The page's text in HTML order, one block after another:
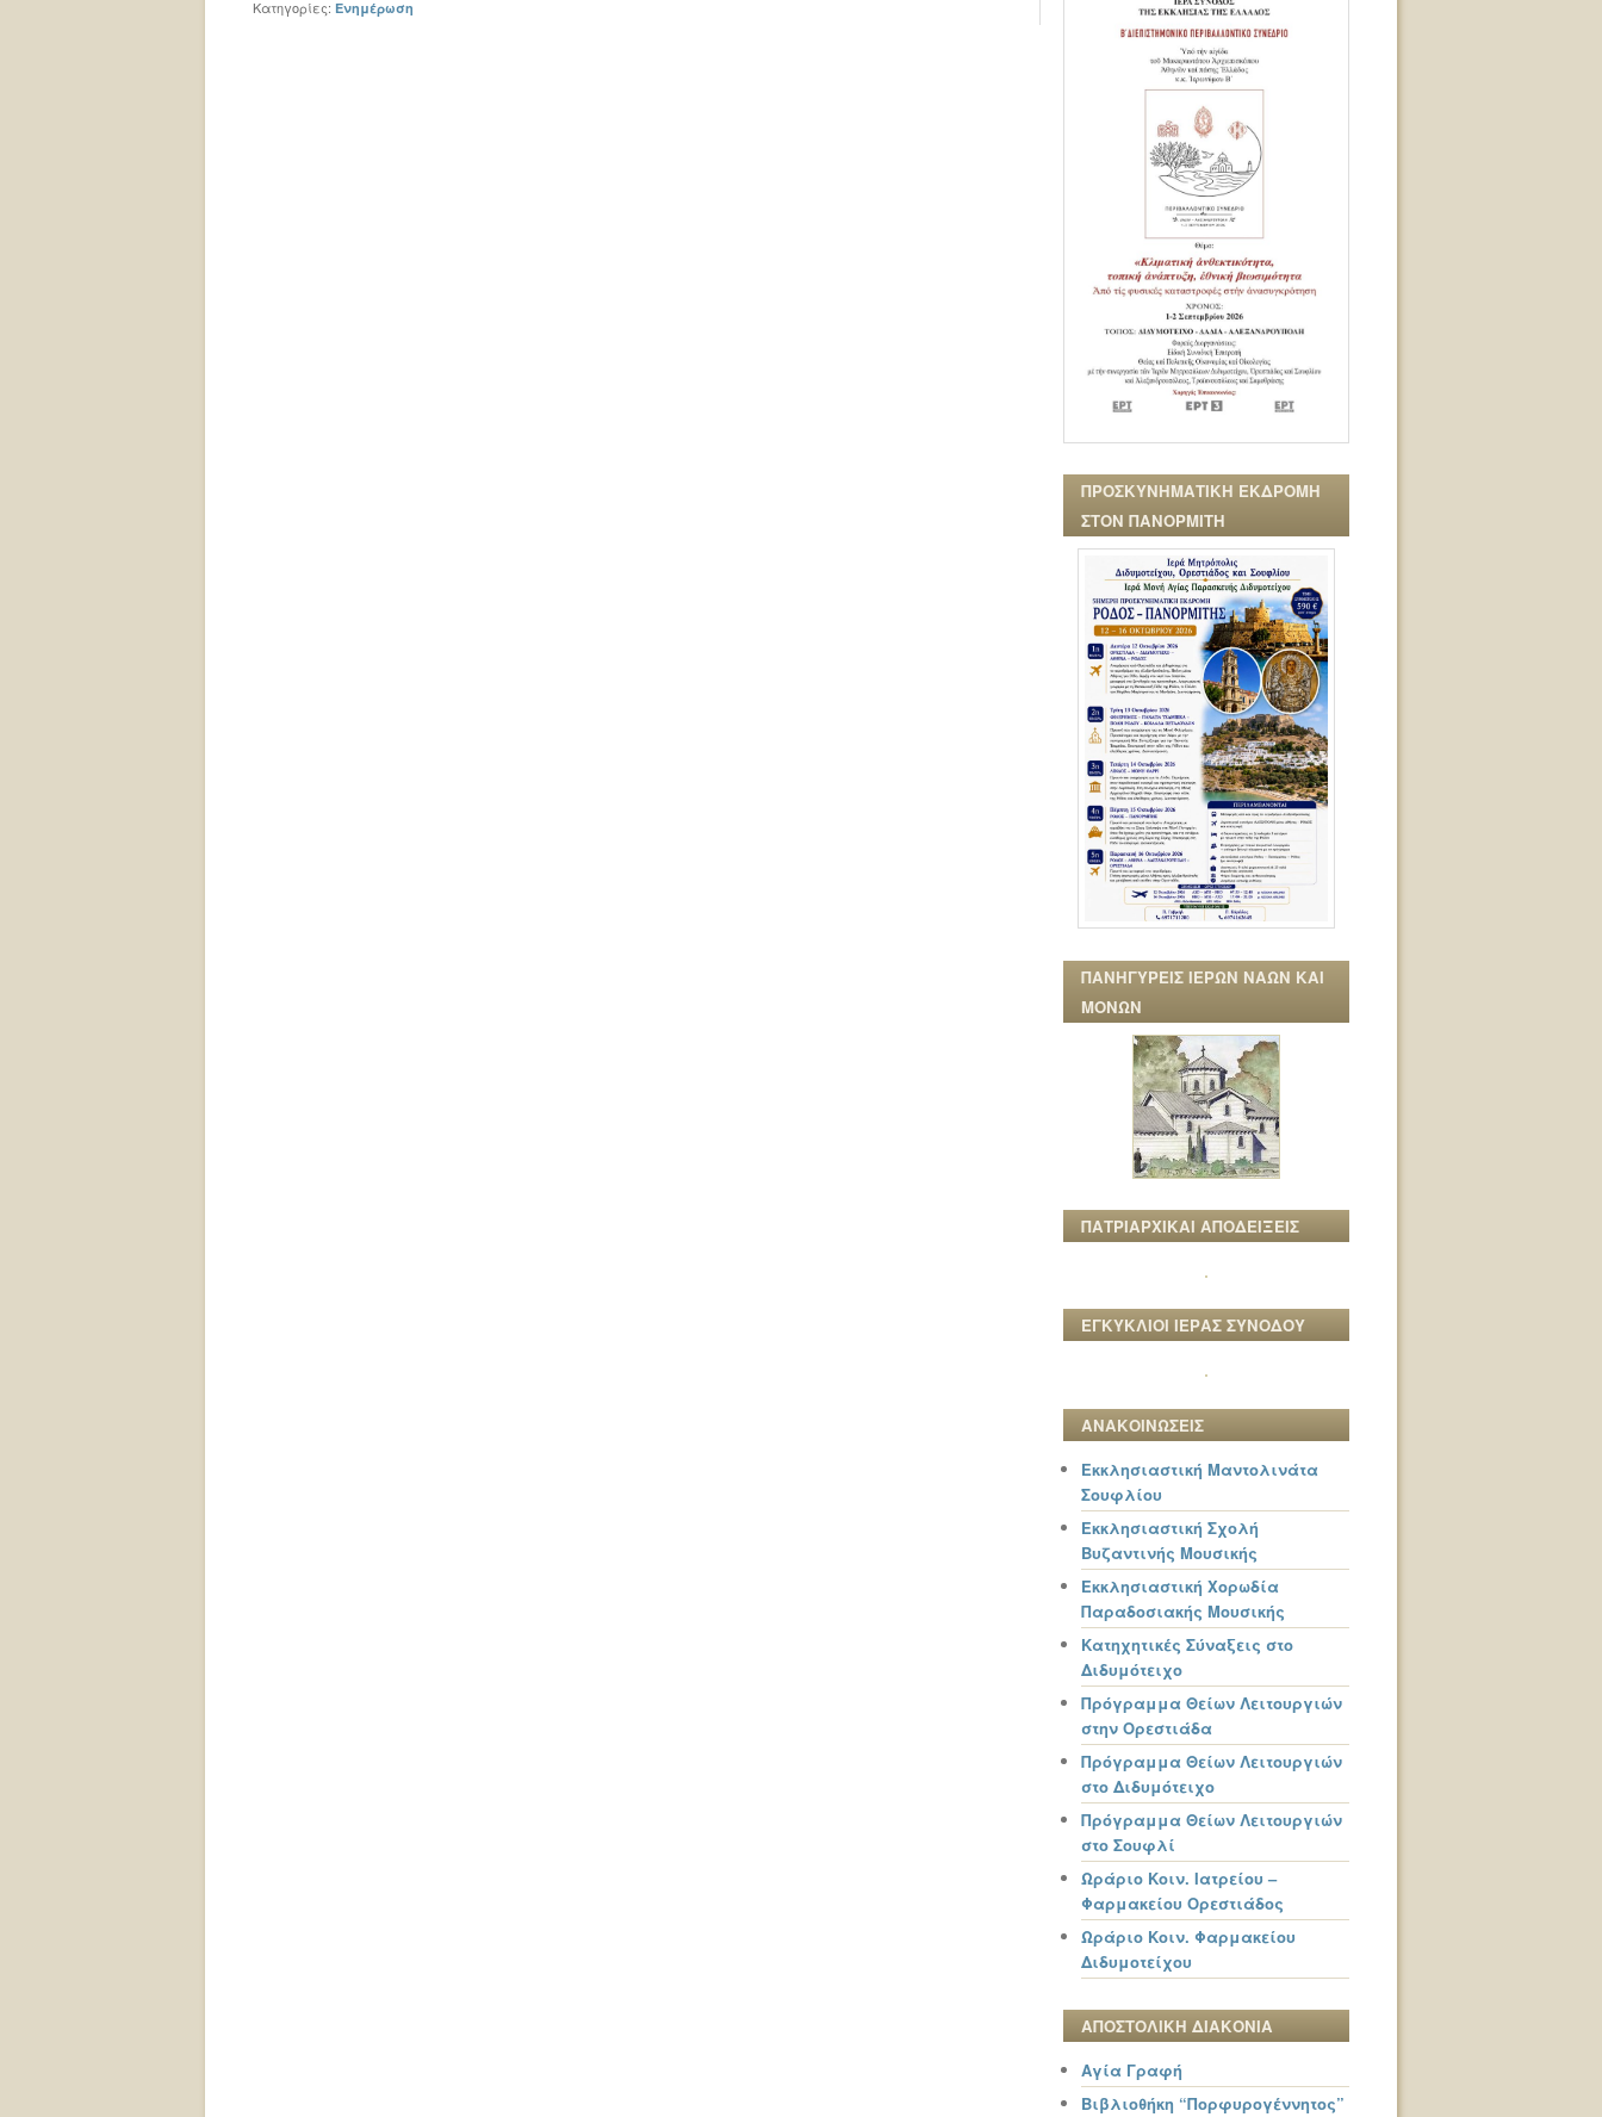
Κατηγορίες: Ενημέρωση
ΠΡΟΣΚΥΝΗΜΑΤΙΚΗ ΕΚΔΡΟΜΗ
ΣΤΟΝ ΠΑΝΟΡΜΙΤΗ
ΠΑΝΗΓΥΡΕΙΣ ΙΕΡΩΝ ΝΑΩΝ ΚΑΙ
ΜΟΝΩΝ
ΠΑΤΡΙΑΡΧΙΚΑΙ ΑΠΟΔΕΙΞΕΙΣ
ΕΓΚΥΚΛΙΟΙ ΙΕΡΑΣ ΣΥΝΟΔΟΥ
ΑΝΑΚΟΙΝΩΣΕΙΣ
Εκκλησιαστική Μαντολινάτα
Σουφλίου
Εκκλησιαστική Σχολή
Βυζαντινής Μουσικής
Εκκλησιαστική Χορωδία
Παραδοσιακής Μουσικής
Κατηχητικές Σύναξεις στο
Διδυμότειχο
Πρόγραμμα Θείων Λειτουργιών
στην Ορεστιάδα
Πρόγραμμα Θείων Λειτουργιών
στο Διδυμότειχο
Πρόγραμμα Θείων Λειτουργιών
στο Σουφλί
Ωράριο Κοιν. Ιατρείου –
Φαρμακείου Ορεστιάδος
Ωράριο Κοιν. Φαρμακείου
Διδυμοτείχου
ΑΠΟΣΤΟΛΙΚΗ ΔΙΑΚΟΝΙΑ
Αγία Γραφή
Βιβλιοθήκη “Πορφυρογέννητος”